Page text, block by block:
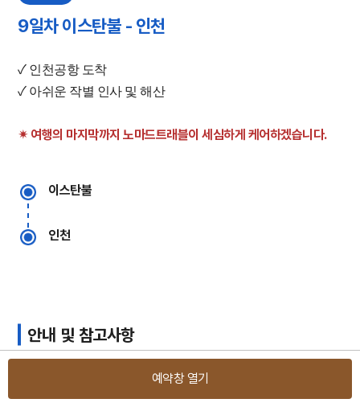
9일차 이스탄불 - 인천
​✓ 인천공항 도착
✓ 아쉬운 작별 인사 및 해산
✴︎ 여행의 마지막까지 노마드트래블이 세심하게 케어하겠습니다.
이스탄불
인천
안내 및 참고사항
1. 카카오톡 상담 또는 유선 상담 후 예약진행 (*대표전화 : 1660-
예약창 열기